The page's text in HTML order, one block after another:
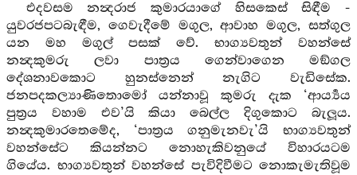
එදවසම නන්‍දරාජ කුමාරයාගේ හිසකෙස් සිඳීම -
යුවරජපටබැඳීම, ගෙවැදීමේ මගුල, ආවාහ මගුල, සත්ගුල
යන මහ මගුල් පසක් වේ. භාග්‍යවතුන් වහන්සේ
නන්‍දකුමරු ලවා පාත්‍රය ගෙන්වාගෙන මඞ්ගල
දේශනාවකොට හුනස්නෙන් නැගිට වැඩිසේක.
ජනපදකල්‍යාණිතොමෝ යන්නාවූ කුමරු දැක ‘ආර්‍ය්‍යය
පුත්‍රය වහාම එව’යි කියා බෙල්ල දිගුකොට බැලූය.
නන්‍දකුමාරතෙමේද, ‘පාත්‍රය ගනුමැනවැ’යි භාග්‍යවතුන්
වහන්සේට කියන්නට නොහැකිවනුයේ විහාරයටම
ගියේය. භාග්‍යවතුන් වහන්සේ පැවිදිවීමට නොකැමැතිවූම